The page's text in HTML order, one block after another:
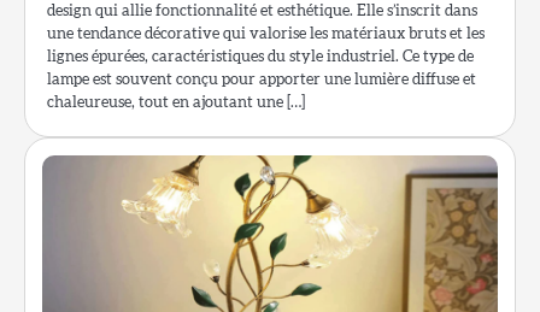
design qui allie fonctionnalité et esthétique. Elle s’inscrit dans
une tendance décorative qui valorise les matériaux bruts et les
lignes épurées, caractéristiques du style industriel. Ce type de
lampe est souvent conçu pour apporter une lumière diffuse et
chaleureuse, tout en ajoutant une […]